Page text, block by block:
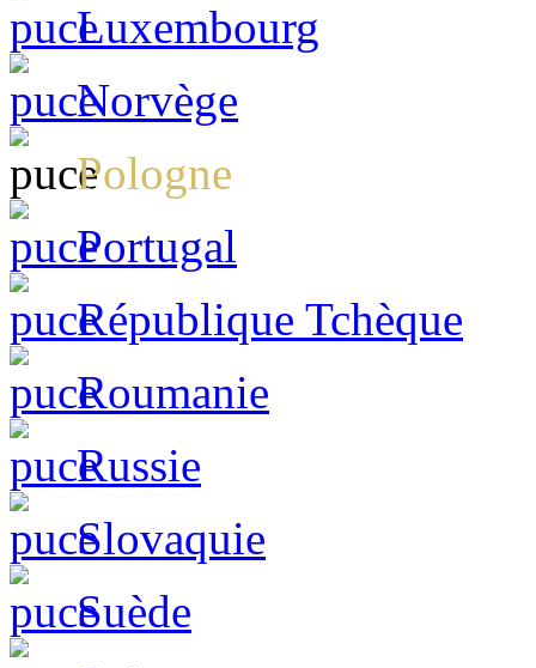
Luxembourg
Norvège
Pologne
Portugal
République Tchèque
Roumanie
Russie
Slovaquie
Suède